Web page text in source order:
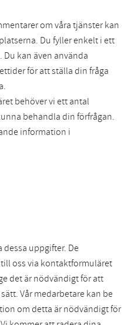
om våra tjänster kan
Du fyller enkelt i ett
kan även använda
för att ställa din fråga
behöver vi ett antal
behandla din förfrågan.
information i
uppgifter. De
oss via kontaktformuläret
det är nödvändigt för att
Vår medarbetare kan be
om detta är nödvändigt för